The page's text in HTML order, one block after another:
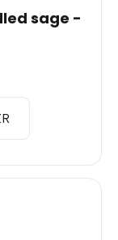
sage -